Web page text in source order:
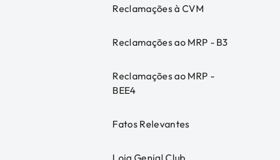
Reclamações à CVM
Reclamações ao MRP - B3
Reclamações ao MRP -
BEE4
Fatos Relevantes
Loja Genial Club